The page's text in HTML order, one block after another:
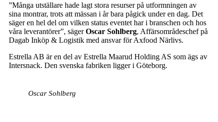
”Många utställare hade lagt stora resurser på utformningen av
sina montrar, trots att mässan i år bara pågick under en dag. Det
säger en hel del om vilken status eventet har i branschen och hos
våra leverantörer”, sägerOscar Sohlberg, Affärsområdeschef på
Dagab Inköp & Logistik med ansvar för Axfood Närlivs.
Estrella AB är en del av Estrella Maarud Holding AS som ägs av
Intersnack. Den svenska fabriken ligger i Göteborg.
Oscar Sohlberg